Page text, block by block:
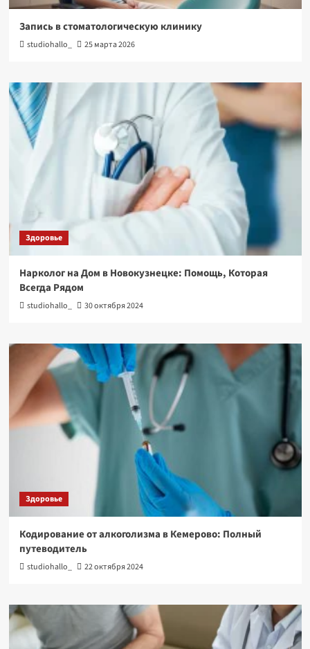
Запись в стоматологическую клинику
studiohallo_ 25 марта 2026
Здоровье
Нарколог на Дом в Новокузнецке: Помощь, Которая
Всегда Рядом
studiohallo_ 30 октября 2024
Здоровье
Кодирование от алкоголизма в Кемерово: Полный
путеводитель
studiohallo_ 22 октября 2024